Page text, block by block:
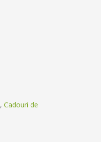
,Cadouri de